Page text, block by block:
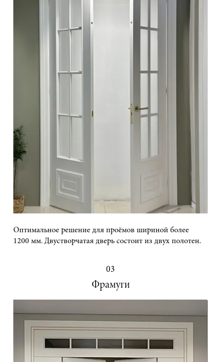
Оптимальное решение для проёмов шириной более
1200 мм. Двустворчатая дверь состоит из двух полотен.
03
Фрамуги